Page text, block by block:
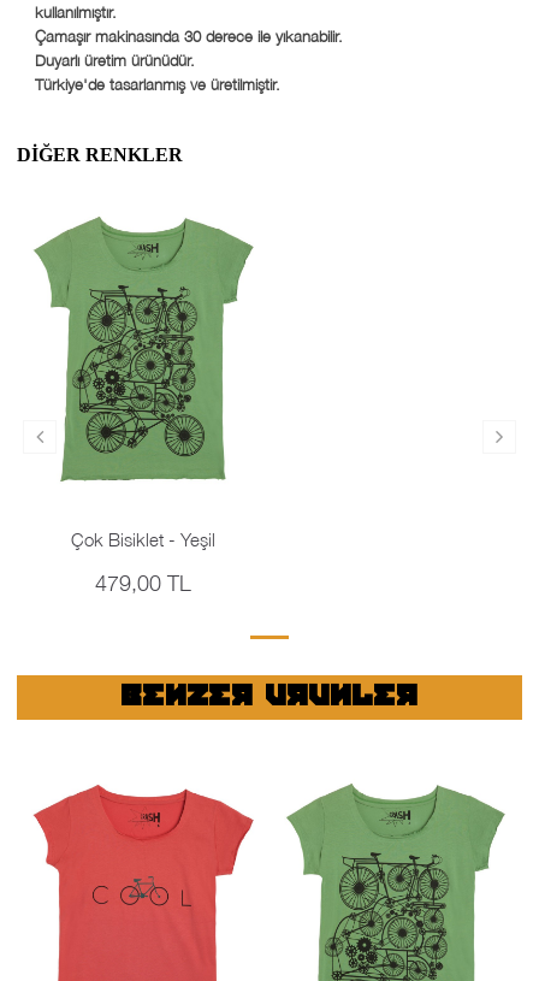
kullanılmıştır.
Çamaşır makinasında 30 derece ile yıkanabilir.
Duyarlı üretim ürünüdür.
Türkiye'de tasarlanmış ve üretilmiştir.
DIĞER RENKLER
Çok Bisiklet - Yeşil
479,00 TL
BENZER URUNLER